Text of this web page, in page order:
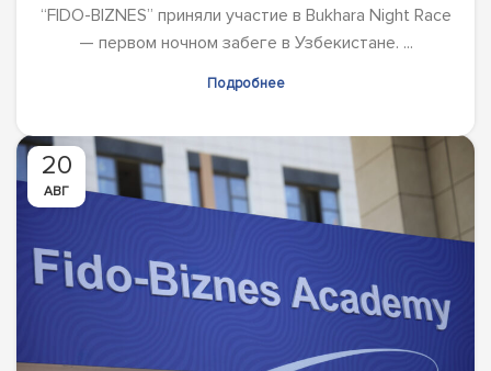
“FIDO-BIZNES” приняли участие в Bukhara Night Race
— первом ночном забеге в Узбекистане. ...
Подробнее
20
АВГ